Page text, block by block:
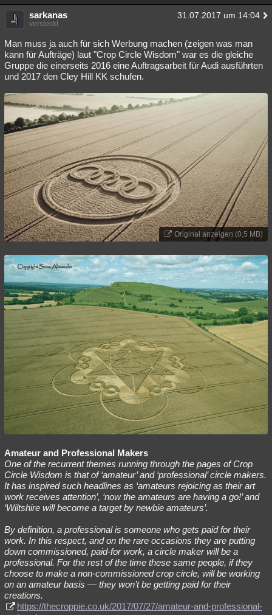
sarkanas 31.07.2017 um 14:04
versteckt
Man muss ja auch für sich Werbung machen (zeigen was man
kann für Aufträge) laut "Crop Circle Wisdom" war es die gleiche
Gruppe die einerseits 2016 eine Auftragsarbeit für Audi ausführten
und 2017 den Cley Hill KK schufen.
Original anzeigen (0,5 MB)
Amateur and Professional Makers
One of the recurrent themes running through the pages of Crop
Circle Wisdom is that of ‘amateur’ and ‘professional’ circle makers.
It has inspired such headlines as ‘amateurs rejoicing as their art
work receives attention’, ‘now the amateurs are having a go!’ and
‘Wiltshire will become a target by newbie amateurs’.
By definition, a professional is someone who gets paid for their
work. In this respect, and on the rare occasions they are putting
down commissioned, paid-for work, a circle maker will be a
professional. For the rest of the time these same people, if they
choose to make a non-commissioned crop circle, will be working
on an amateur basis — they won’t be getting paid for their
creations.
https://thecroppie.co.uk/2017/07/27/amateur-and-professional-